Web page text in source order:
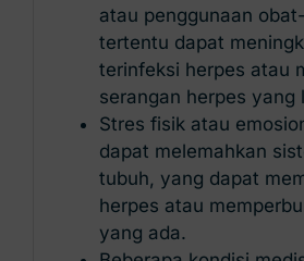
atau penggunaan
tertentu dapat
terinfeksi herpes atau
serangan herpes yang
Stres fisik atau
dapat melemahkan
tubuh, yang dapat
herpes atau
yang ada.